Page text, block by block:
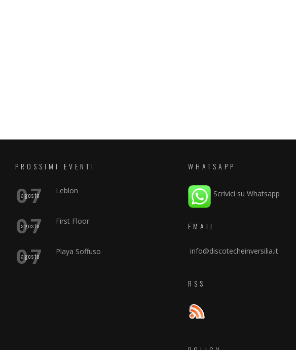
PROSSIMI EVENTI
07
agosto Leblon
07
agosto First Floor
07
agosto Playa Soffuso
WHATSAPP
Scrivici su Whatsapp
EMAIL
info@discotecheinversilia.it
RSS